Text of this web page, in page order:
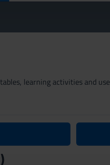
learning activities and